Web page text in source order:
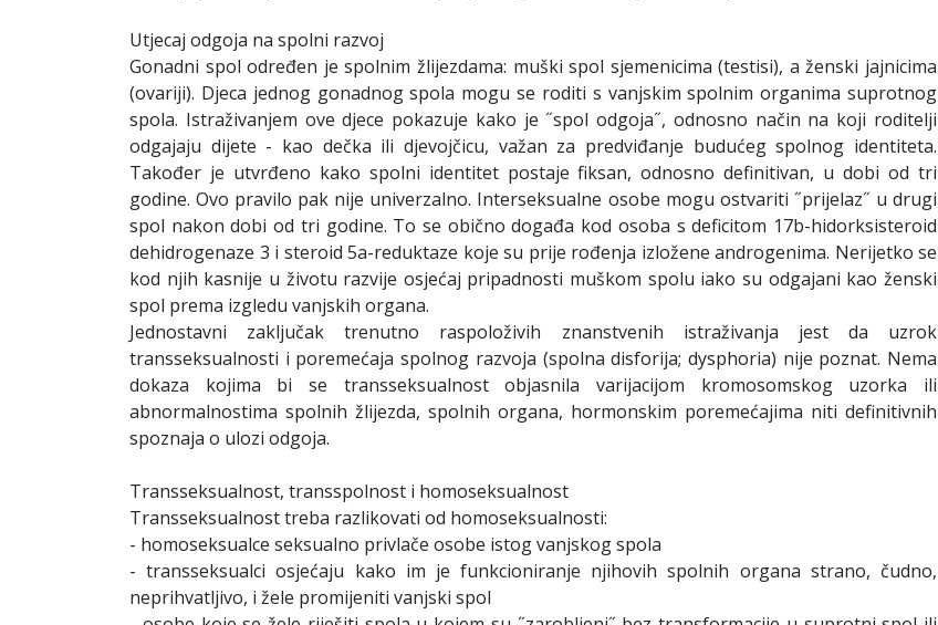
Utjecaj odgoja na spolni razvoj
Gonadni spol određen je spolnim žlijezdama: muški spol sjemenicima (testisi), a ženski jajnicima
(ovariji). Djeca jednog gonadnog spola mogu se roditi s vanjskim spolnim organima suprotnog
spola. Istraživanjem ove djece pokazuje kako je ˝spol odgoja˝, odnosno način na koji roditelji
odgajaju dijete - kao dečka ili djevojčicu, važan za predviđanje budućeg spolnog identiteta.
Također je utvrđeno kako spolni identitet postaje fiksan, odnosno definitivan, u dobi od tri
godine. Ovo pravilo pak nije univerzalno. Interseksualne osobe mogu ostvariti ˝prijelaz˝ u drugi
spol nakon dobi od tri godine. To se obično događa kod osoba s deficitom 17b-hidorksisteroid
dehidrogenaze 3 i steroid 5a-reduktaze koje su prije rođenja izložene androgenima. Nerijetko se
kod njih kasnije u životu razvije osjećaj pripadnosti muškom spolu iako su odgajani kao ženski
spol prema izgledu vanjskih organa.
Jednostavni zaključak trenutno raspoloživih znanstvenih istraživanja jest da uzrok
transseksualnosti i poremećaja spolnog razvoja (spolna disforija; dysphoria) nije poznat. Nema
dokaza kojima bi se transseksualnost objasnila varijacijom kromosomskog uzorka ili
abnormalnostima spolnih žlijezda, spolnih organa, hormonskim poremećajima niti definitivnih
spoznaja o ulozi odgoja.
Transseksualnost, transspolnost i homoseksualnost
Transseksualnost treba razlikovati od homoseksualnosti:
- homoseksualce seksualno privlače osobe istog vanjskog spola
- transseksualci osjećaju kako im je funkcioniranje njihovih spolnih organa strano, čudno,
neprihvatljivo, i žele promijeniti vanjski spol